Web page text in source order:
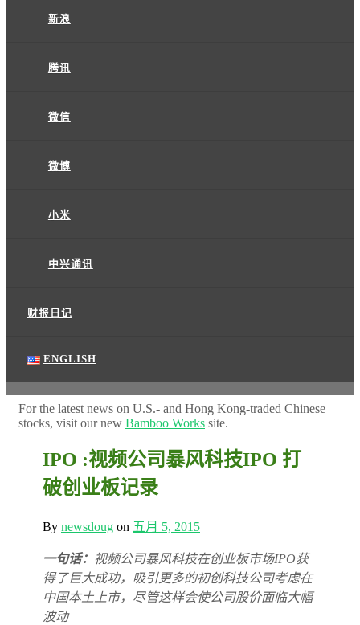
新浪
腾讯
微信
微博
小米
中兴通讯
财报日记
ENGLISH
For the latest news on U.S.- and Hong Kong-traded Chinese
stocks, visit our new Bamboo Works site.
IPO :视频公司暴风科技IPO 打
破创业板记录
By newsdoug on 五月 5, 2015
一句话： 视频公司暴风科技在创业板市场IPO获
得了巨大成功，吸引更多的初创科技公司考虑在
中国本土上市，尽管这样会使公司股价面临大幅
波动